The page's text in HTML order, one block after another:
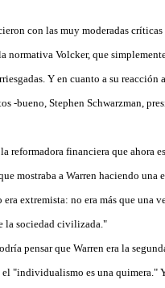
con las muy moderadas críticas
normativa Volcker, que
Y en cuanto a su reacción
-bueno, Stephen Schwarzman,
reformadora financiera que ahora
mostraba a Warren haciendo una
extremista: no era más que una
la sociedad civilizada."
pensar que Warren era la
"individualismo es una quimera."